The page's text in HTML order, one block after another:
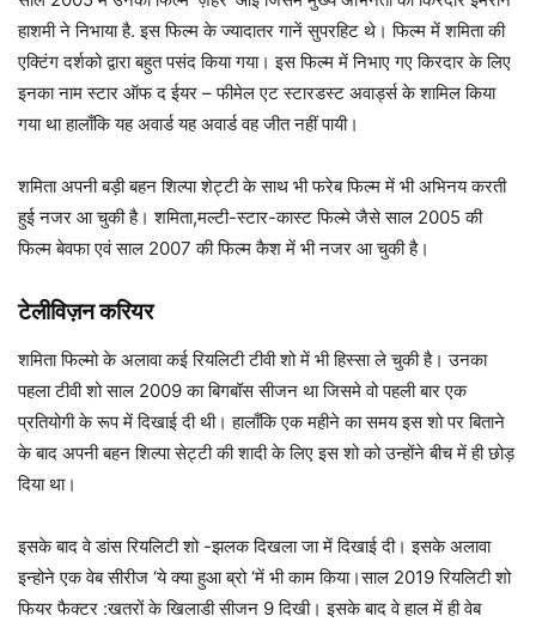
हाशमी ने निभाया है. इस फिल्म के ज्यादातर गानें सुपरहिट थे। फिल्म में शमिता की
एक्टिंग दर्शको द्वारा बहुत पसंद किया गया। इस फिल्म में निभाए गए किरदार के लिए
इनका नाम स्टार ऑफ द ईयर – फीमेल एट स्टारडस्ट अवार्ड्स के शामिल किया
गया था हालाँकि यह अवार्ड यह अवार्ड वह जीत नहीं पायी।
शमिता अपनी बड़ी बहन शिल्पा शेट्टी के साथ भी फरेब फिल्म में भी अभिनय करती
हुई नजर आ चुकी है। शमिता,मल्टी-स्टार-कास्ट फिल्मे जैसे साल 2005 की
फिल्म बेवफा एवं साल 2007 की फिल्म कैश में भी नजर आ चुकी है।
टेलीविज़न करियर
शमिता फिल्मो के अलावा कई रियलिटी टीवी शो में भी हिस्सा ले चुकी है। उनका
पहला टीवी शो साल 2009 का बिगबॉस सीजन था जिसमे वो पहली बार एक
प्रतियोगी के रूप में दिखाई दी थी। हालाँकि एक महीने का समय इस शो पर बिताने
के बाद अपनी बहन शिल्पा सेट्टी की शादी के लिए इस शो को उन्होंने बीच में ही छोड़
दिया था।
इसके बाद वे डांस रियलिटी शो -झलक दिखला जा में दिखाई दी। इसके अलावा
इन्होने एक वेब सीरीज ‘ये क्या हुआ ब्रो ‘में भी काम किया।साल 2019 रियलिटी शो
फियर फैक्टर :खतरों के खिलाडी सीजन 9 दिखी। इसके बाद वे हाल में ही वेब